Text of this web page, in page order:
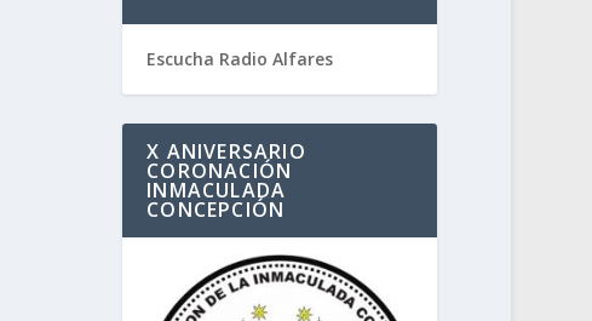
Escucha Radio Alfares
X ANIVERSARIO
CORONACIÓN
INMACULADA
CONCEPCIÓN